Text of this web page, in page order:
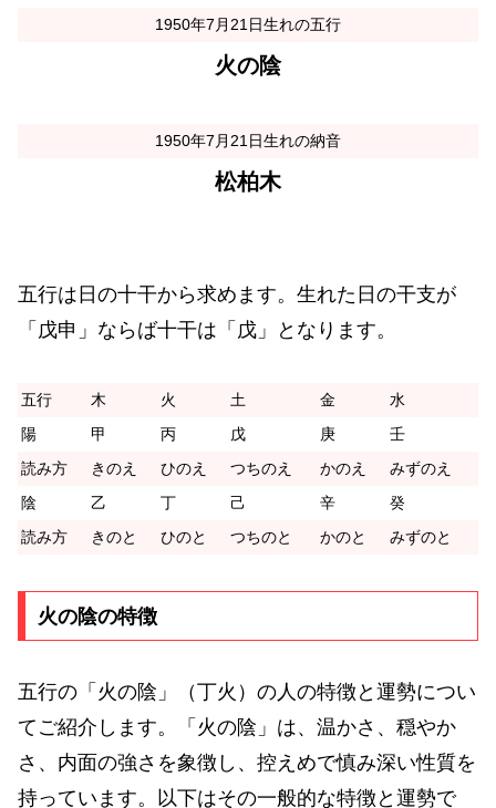
1950年7月21日生れの五行
火の陰
1950年7月21日生れの納音
松柏木
五行は日の十干から求めます。生れた日の干支が
「戊申」ならば十干は「戊」となります。
五行 木 火 土 金
水
陽
甲 丙 戊 庚
壬
読み方
きのえ ひのえ つちのえ かのえ
みずのえ
陰
乙 丁 己 辛
癸
読み方
きのと ひのと つちのと かのと みずのと
火の陰の特徴
五行の「火の陰」（丁火）の人の特徴と運勢につい
てご紹介します。「火の陰」は、温かさ、穏やか
さ、内面の強さを象徴し、控えめで慎み深い性質を
持っています。以下はその一般的な特徴と運勢で